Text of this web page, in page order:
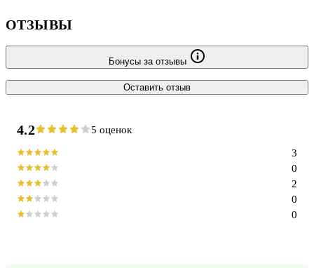
ОТЗЫВЫ
Бонусы за отзывы
Оставить отзыв
4.2 5 оценок
0
0
2
0
3